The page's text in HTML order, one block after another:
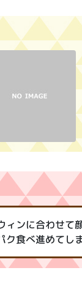
ィンに合わせ
ク食べ進めてし